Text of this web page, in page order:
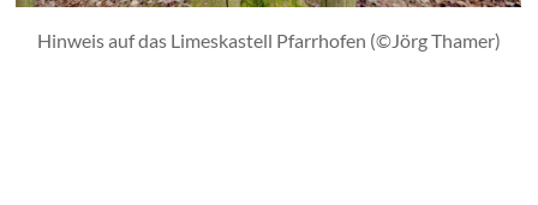
Hinweis auf das Limeskastell Pfarrhofen (©Jörg Thamer)